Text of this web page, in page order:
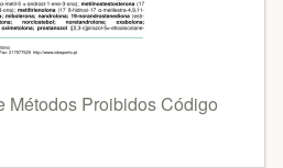
Métodos Proibidos Código